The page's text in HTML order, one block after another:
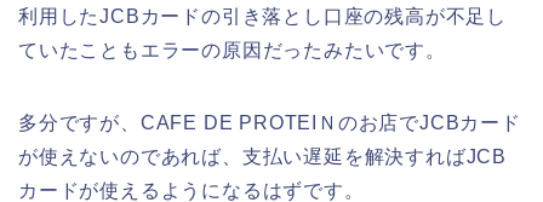
利用したJCBカードの引き落とし口座の残高が不足し
ていたこともエラーの原因だったみたいです。
多分ですが、CAFE DE PROTEIＮのお店でJCBカード
が使えないのであれば、支払い遅延を解決すればJCB
カードが使えるようになるはずです。